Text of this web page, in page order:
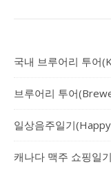
국내 브루어리 투어
브루어리 투어
일상음주일기
캐나다 맥주 쇼핑일